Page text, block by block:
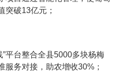
突破13亿元；
”平台整合全县5000多块杨梅
服务对接，助农增收30%；